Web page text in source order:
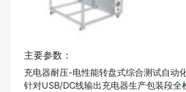
主要参数：
充电器耐压-电性能转盘式综合测试自动
针对USB/DC线输出充电器生产包装段全